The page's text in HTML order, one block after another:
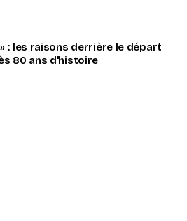
: les raisons derrière le départ
80 ans d'histoire